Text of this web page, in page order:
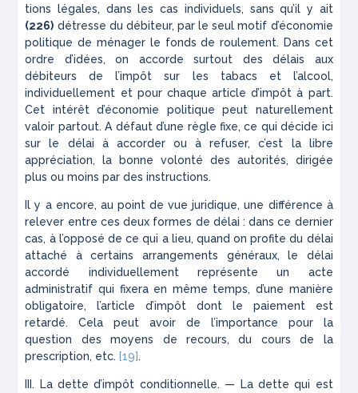
tions légales, dans les cas individuels, sans qu’il y ait
(226) détresse du débiteur, par le seul motif d’économie
poli­tique de ménager le fonds de roulement. Dans cet
ordre d’idées, on accorde surtout des délais aux
débiteurs de l’impôt sur les tabacs et l’alcool,
individuellement et pour chaque article d’impôt à part.
Cet intérêt d’éco­nomie politique peut naturellement
valoir partout. A défaut d’une règle fixe, ce qui décide ici
sur le délai à accorder ou à refuser, c’est la libre
apprécia­tion, la bonne volonté des autorités, dirigée
plus ou moins par des instructions.
Il y a encore, au point de vue juridique, une diffé­rence à
relever entre ces deux formes de délai : dans ce dernier
cas, à l’opposé de ce qui a lieu, quand on profite du délai
attaché à certains arrange­ments généraux, le délai
accordé individuellement représente un acte
administratif qui fixera en même temps, d’une manière
obligatoire, l’article d’impôt dont le paiement est
retardé. Cela peut avoir de l’im­portance pour la
question des moyens de recours, du cours de la
prescription, etc. [19].
III. La dette d’impôt conditionnelle. — La dette qui est